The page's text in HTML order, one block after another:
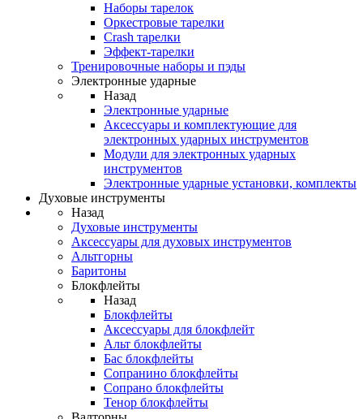
Наборы тарелок
Оркестровые тарелки
Сrash тарелки
Эффект-тарелки
Тренировочные наборы и пэды
Электронные ударные
Назад
Электронные ударные
Аксессуары и комплектующие для
электронных ударных инструментов
Модули для электронных ударных
инструментов
Электронные ударные установки, комплекты
Духовые инструменты
Назад
Духовые инструменты
Аксессуары для духовых инструментов
Альтгорны
Баритоны
Блокфлейты
Назад
Блокфлейты
Аксессуары для блокфлейт
Альт блокфлейты
Бас блокфлейты
Сопранино блокфлейты
Сопрано блокфлейты
Тенор блокфлейты